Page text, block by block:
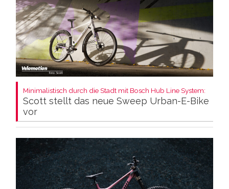
Minimalistisch durch die Stadt mit Bosch Hub Line System:
Scott stellt das neue Sweep Urban-E-Bike
vor